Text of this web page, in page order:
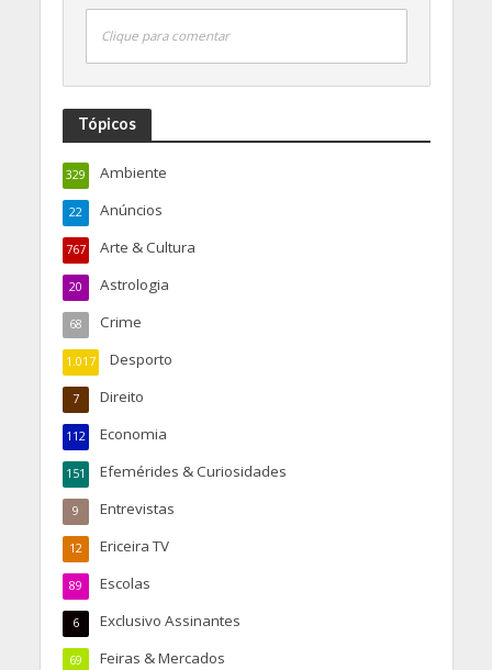
Clique para comentar
Tópicos
Ambiente
329
Anúncios
22
Arte & Cultura
767
Astrologia
20
Crime
68
Desporto
1.017
Direito
7
Economia
112
Efemérides & Curiosidades
151
Entrevistas
9
Ericeira TV
12
Escolas
89
Exclusivo Assinantes
6
Feiras & Mercados
69